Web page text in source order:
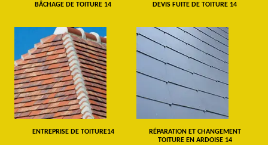
BÂCHAGE DE TOITURE 14 DEVIS FUITE DE TOITURE 14
ENTREPRISE DE TOITURE14
RÉPARATION ET CHANGEMENT
TOITURE EN ARDOISE 14